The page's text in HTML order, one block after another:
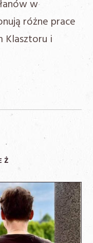
w
różne prace
Klasztoru i